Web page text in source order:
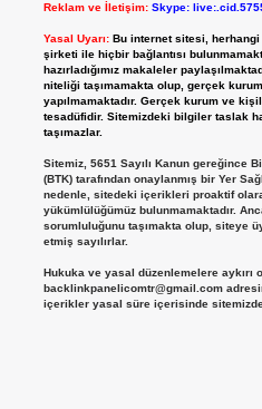
Reklam ve İletişim: Skype:
Yasal Uyarı: Bu internet sitesi,
şirketi ile hiçbir bağlantısı
hazırladığımız makaleler
niteliği taşımamakta olup, gerçek
yapılmamaktadır. Gerçek kurum ve
tesadüfidir. Sitemizdeki bilgiler taslak
taşımazlar.
Sitemiz, 5651 Sayılı Kanun gereğince
(BTK) tarafından onaylanmış bir Yer
nedenle, sitedeki içerikleri proaktif
yükümlülüğümüz bulunmamaktadır.
sorumluluğunu taşımakta olup, siteye
etmiş sayılırlar.
Hukuka ve yasal düzenlemelere
backlinkpanelicomtr@gmail.com
içerikler yasal süre içerisinde